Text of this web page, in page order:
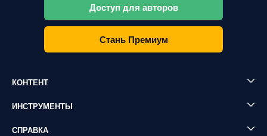
Доступ для авторов
Стань Премиум
КОНТЕНТ
ИНСТРУМЕНТЫ
СПРАВКА